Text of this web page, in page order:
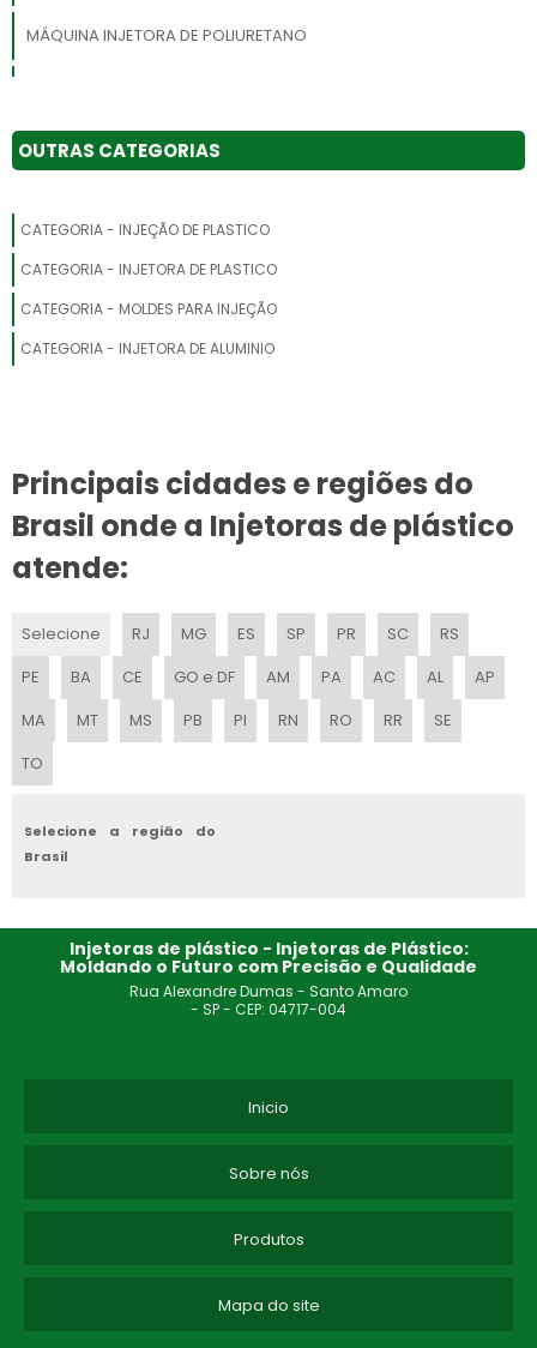
MÁQUINA INJETORA DE POLIURETANO
MINI INJETORA DE PLÁSTICO PULVERIZADO SP
INJETORA VERTICAL
MÁQUINA DE INJEÇÃO DE PLÁSTICO
MAQUINA DE FAZER PEÇAS DE PLÁSTICO
MINI INJETORA PLASTICO
FABRICANTE DE INJETORA DE POLIURETANO
EXTRUSORA PLÁSTICO RECICLADO
MÁQUINA DE MOLDAGEM POR INJEÇÃO
MÁQUINA INJEÇÃO DE PU
MÁQUINA PELETIZADORA DE PLÁSTICO
INJETORA DE PLASTICO A VENDA
MAQUINA PARA FABRICAR PEÇAS DE PLÁSTICO
MÁQUINA DE INJEÇÃO PLÁSTICA
MÁQUINA INJETORA DE PLÁSTICO MANUAL
MINI INJETORA DE PLÁSTICO 6000P
OUTRAS CATEGORIAS
CATEGORIA - INJEÇÃO DE PLASTICO
CATEGORIA - INJETORA DE PLASTICO
CATEGORIA - MOLDES PARA INJEÇÃO
CATEGORIA - INJETORA DE ALUMINIO
Principais cidades e regiões do
Brasil onde a Injetoras de plástico
atende:
Selecione RJ MG ES SP PR SC
RS
PE
BA CE GO e DF AM PA AC AL
AP
MA
MT MS PB PI RN RO RR
SE
TO
Selecione a região do
Brasil
Injetoras de plástico - Injetoras de Plástico:
Moldando o Futuro com Precisão e Qualidade
Rua Alexandre Dumas - Santo Amaro
- SP - CEP: 04717-004
Inicio
Sobre nós
Produtos
Mapa do site